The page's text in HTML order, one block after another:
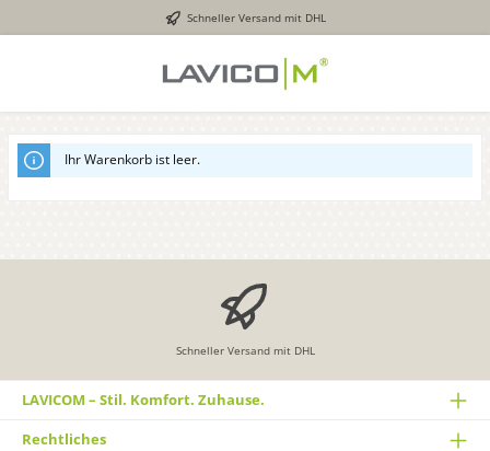
Schneller Versand mit DHL
Ihr Warenkorb ist leer.
Schneller Versand mit DHL
LAVICOM – Stil. Komfort. Zuhause.
Rechtliches